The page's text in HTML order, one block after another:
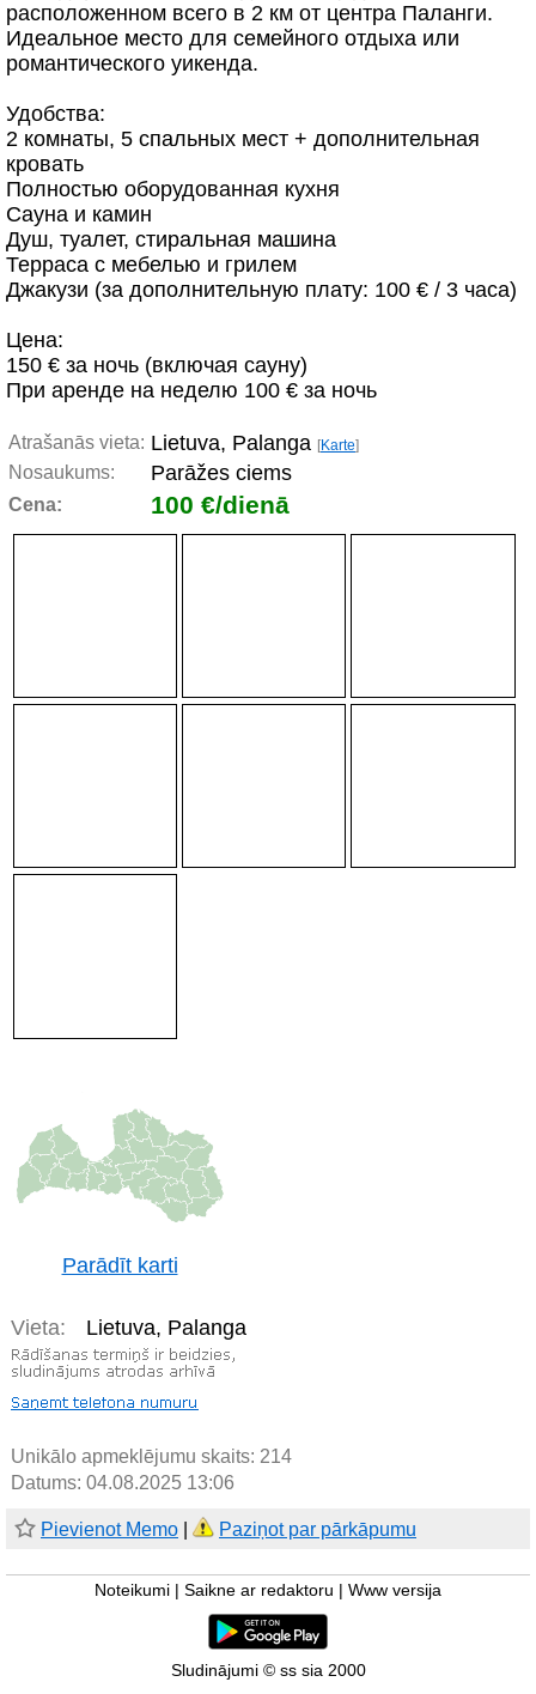
расположенном всего в 2 км от центра Паланги.
Идеальное место для семейного отдыха или
романтического уикенда.
Удобства:
2 комнаты, 5 спальных мест + дополнительная
кровать
Полностью оборудованная кухня
Сауна и камин
Душ, туалет, стиральная машина
Терраса с мебелью и грилем
Джакузи (за дополнительную плату: 100 € / 3 часа)
Цена:
150 € за ночь (включая сауну)
При аренде на неделю 100 € за ночь
Atrašanās vieta: Lietuva, Palanga [Karte]
Nosaukums: Parāžes ciems
Cena: 100 €/dienā
Parādīt karti
Vieta: Lietuva, Palanga
Unikālo apmeklējumu skaits: 214
Datums: 04.08.2025 13:06
Pievienot Memo Paziņot par pārkāpumu
Noteikumi | Saikne ar redaktoru | Www versija
Sludinājumi © ss sia 2000